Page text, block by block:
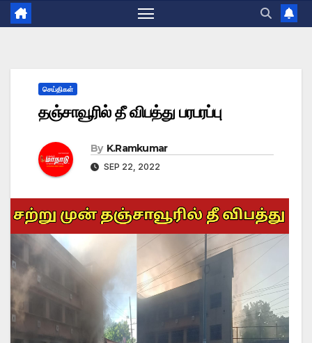
செய்திகள்
தஞ்சாவூரில் தீ விபத்து பரபரப்பு
By K.Ramkumar
SEP 22, 2022